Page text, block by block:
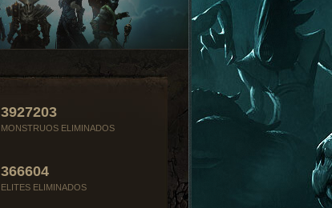
3927203
MONSTRUOS ELIMINADOS
366604
ELITES ELIMINADOS